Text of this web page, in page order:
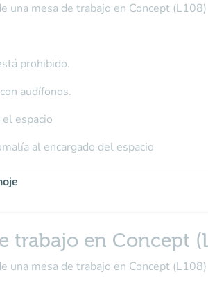
una mesa de trabajo en Concept (L108)
prohibido.
audífonos.
espacio
al encargado del espacio
trabajo en Concept
una mesa de trabajo en Concept (L108)